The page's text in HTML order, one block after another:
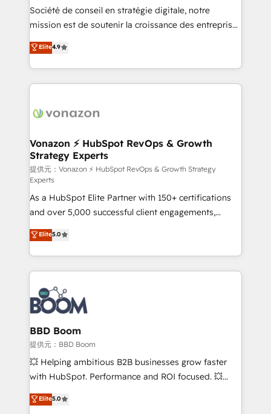
d’entreprise. Grâce à une méthodologie éprouvée
auprès de plus de 400 clients, nous comprenons
HubSpot dans votre organisation. Pour toute
question technique ou besoin de structuration de
Société de conseil en stratégie digitale, notre
mission est de soutenir la croissance des entreprises
B2B à travers l’acquisition de nouveaux clients,
l'intégration CRM et le développement des revenus
auprès de vos comptes existants. En France et à
l'international, nous travaillons avec des ETI
delà d’une simple transformation digitale et des
➤ L’intégration de CRM et de méthodologie RevOps
pour aligner les équipes marketing, commerciales et
support client (data migration, synchronisation API,
audit et maintenance) ➤ La création de sites internet
de conversion qui transforment les visiteurs en
opportunités d'affaires ➤ La mise en place de
stratégies d'acquisition marketing (SEO, SEA,
inbound, automatisation marketing, ABM, IA,
emailing) Informations clés : - 10 ans d'expérience -
100+ intégrations CRM HubSpot réussies - 40
experts conseil - 150 certifications HubSpot
cumulées
Elite4.9
Vonazon ⚡ HubSpot RevOps & Growth
Strategy Experts
提供元：Vonazon ⚡ HubSpot RevOps & Growth Strategy
Experts
As a HubSpot Elite Partner with 150+ certifications
and over 5,000 successful client engagements,
Vonazon turns marketing complexity into
measurable, scalable growth. From onboarding to
enterprise-grade campaigns, our in-house team
builds scalable strategies that drive long-term
revenue. ⚙️ HubSpot Integration & Optimization •
Seamless CRM, CMS, and automation setup •
Complex platform migrations and data cleanups •
Custom APIs and third-party integrations 📈 End-to-
End Revenue Acceleration • Lifecycle marketing and
pipeline growth programs • Sales enablement tools
and CRM optimization • Retention strategies with
Execution • 750+ onboardings and 2,000+
Elite5.0
BBD Boom
提供元：BBD Boom
💥 Helping ambitious B2B businesses grow faster
with HubSpot. Performance and ROI focused. 💥
BBD Boom is the HubSpot partner that can help you
to HubSpot Better. We work with your teams to
Elite5.0